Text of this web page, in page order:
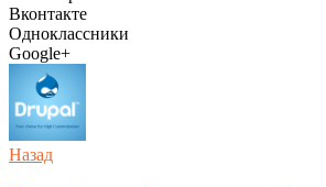
Вконтакте
Одноклассники
Google+
Назад